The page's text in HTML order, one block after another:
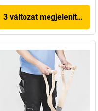
3 változat megjelenítése